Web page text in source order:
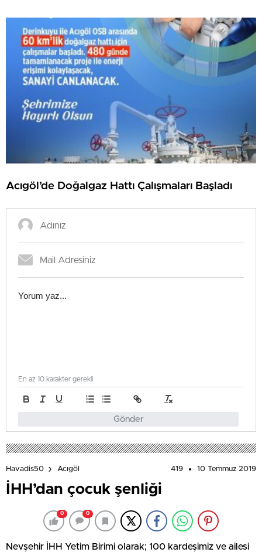
Acıgöl’de Doğalgaz Hattı Çalışmaları Başladı
Gönder
En az 10 karakter gerekli
Havadis50 Acıgöl 419 10 Temmuz 2019
İHH’dan çocuk şenliği
0 0
Nevşehir İHH Yetim Birimi olarak; 100 kardeşimiz ve ailesi